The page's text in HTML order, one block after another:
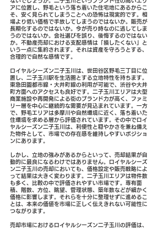
アに位置し、野毛という落ち着いた住宅地にあるからこ
そ、安く見られてしまうことへの恐怖は現実的です。相
場より低い価格で手放してしまうのではないか。販売が
長期化するのではないか。今が売り時なのに逃してしま
うのではないか。会社選びを誤り、後悔するのではない
か。不動産売却における支配感情は「損したくない」と
いう一点に集約されます。それは資産を守ろうとする、
合理的で自然な感情です。
ロイヤルシーズン二子玉川は、世田谷区野毛三丁目に位
置し、二子玉川駅を生活圏とする立地特性を持ちます。
東急田園都市線・大井町線の利用が可能で、渋谷や大井
町方面へのアクセスも良好です。二子玉川エリアは大型
商業施設や再開発による街のブランド力が高く、ファミ
リー層を中心に継続的な需要が見込まれています。一方
で、野毛エリアは多摩川や自然環境に近く、落ち着いた
住環境を求める層から評価されています。その中でロイ
ヤルシーズン二子玉川は、利便性と穏やかさを兼ね備え
た物件として、市場での存在感を維持しやすいポジショ
ンにあります。
しかし、立地の強みがあるからといって、売却結果が自
動的に最良になるわけではありません。ロイヤルシーズ
ン二子玉川の売却においても、価格設定や販売戦略によ
って結果は大きく変わります。二子玉川エリアは物件数
も多く、比較の中で評価されやすい市場です。専有面
積、階数、方位、眺望、管理状態、築年数などが細かく
価格に影響します。それらを十分に整理せずに進めるこ
とは、本来の価値を市場に正しく伝えきれない可能性に
つながります。
売却市場におけるロイヤルシーズン二子玉川の評価は、